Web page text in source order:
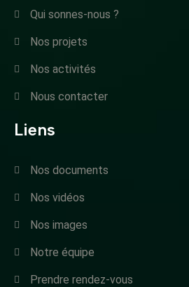
Qui sonnes-nous ?
Nos projets
Nos activités
Nous contacter
Liens
Nos documents
Nos vidéos
Nos images
Notre équipe
Prendre rendez-vous